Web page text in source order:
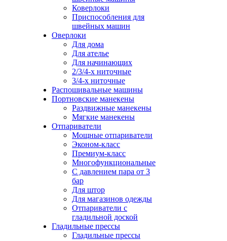
Коверлоки
Приспособления для
швейных машин
Оверлоки
Для дома
Для ателье
Для начинающих
2/3/4-х ниточные
3/4-х ниточные
Распошивальные машины
Портновские манекены
Раздвижные манекены
Мягкие манекены
Отпариватели
Мощные отпариватели
Эконом-класс
Премиум-класс
Многофункциональные
С давлением пара от 3
бар
Для штор
Для магазинов одежды
Отпариватели с
гладильной доской
Гладильные прессы
Гладильные прессы